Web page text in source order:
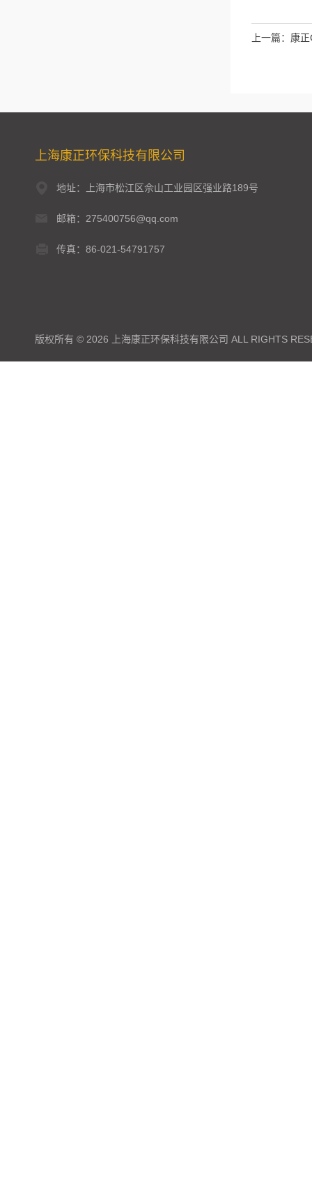
上一篇： 康
上海康正环保科技有限公司
地址：上海市松江区佘山工业园区强业路189号
邮箱：275400756@qq.com
传真：86-021-54791757
版权所有 © 2026 上海康正环保科技有限公司 ALL RIGHTS